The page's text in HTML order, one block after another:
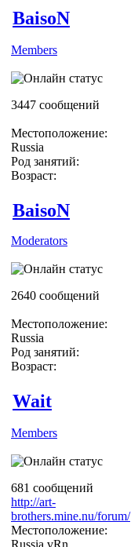
BaisoN
Members
3447 сообщений
Местоположение:
Russia
Род занятий:
Возраст:
BaisoN
Moderators
2640 сообщений
Местоположение:
Russia
Род занятий:
Возраст:
Wait
Members
681 сообщений
http://art-
brothers.mine.nu/forum/
Местоположение:
Russia vRn